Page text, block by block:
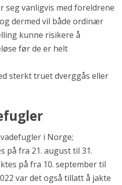
seg vanligvis med foreldrene
dermed vil både ordinær
kunne risikere å
før de er helt
sterkt truet dverggås eller
i Norge;
på fra 21. august til 31.
på fra 10. september til
var det også tillatt å jakte